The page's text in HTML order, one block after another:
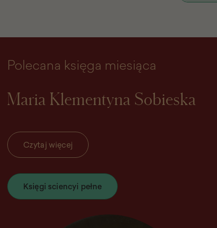
Polecana księga miesiąca
Maria Klementyna Sobieska
Czytaj więcej
Księgi sciencyi pełne